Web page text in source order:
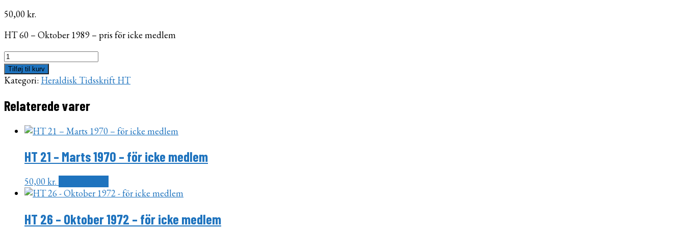
50,00kr.
HT 60 – Oktober 1989 – pris för icke medlem
HT
60
-
1989
-
Tilføj til kurv
Kategori: Heraldisk Tidsskrift HT
Relaterede varer
HT 21 – Marts 1970 – för icke medlem
50,00kr.
HT 26 – Oktober 1972 – för icke medlem